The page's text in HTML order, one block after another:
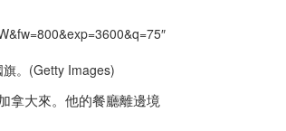
。(Getty Images)
拿大來。他的餐廳離邊境